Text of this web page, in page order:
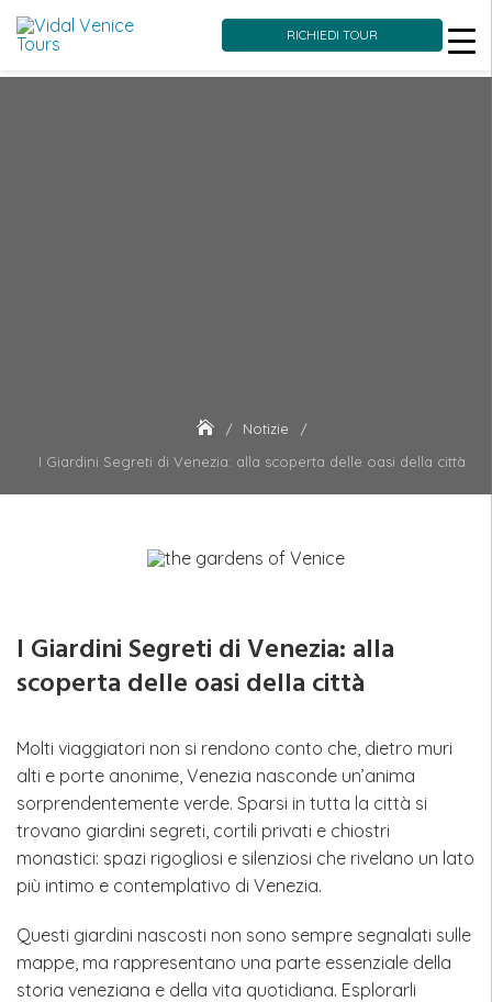
RICHIEDI TOUR
Notizie
I Giardini Segreti di Venezia: alla scoperta delle oasi della città
I Giardini Segreti di Venezia: alla
scoperta delle oasi della città
Molti viaggiatori non si rendono conto che, dietro muri
alti e porte anonime, Venezia nasconde un’anima
sorprendentemente verde. Sparsi in tutta la città si
trovano giardini segreti, cortili privati e chiostri
monastici: spazi rigogliosi e silenziosi che rivelano un lato
più intimo e contemplativo di Venezia.
Questi giardini nascosti non sono sempre segnalati sulle
mappe, ma rappresentano una parte essenziale della
storia veneziana e della vita quotidiana. Esplorarli